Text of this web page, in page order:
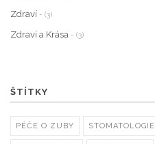
Zdraví - (3)
Zdraví a Krása - (3)
ŠTÍTKY
PÉČE O ZUBY STOMATOLOGIE